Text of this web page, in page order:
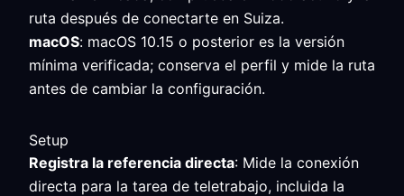
ruta después de conectarte en Suiza.
macOS: macOS 10.15 o posterior es la versión
mínima verificada; conserva el perfil y mide la ruta
antes de cambiar la configuración.
Setup
Registra la referencia directa: Mide la conexión
directa para la tarea de teletrabajo, incluida la